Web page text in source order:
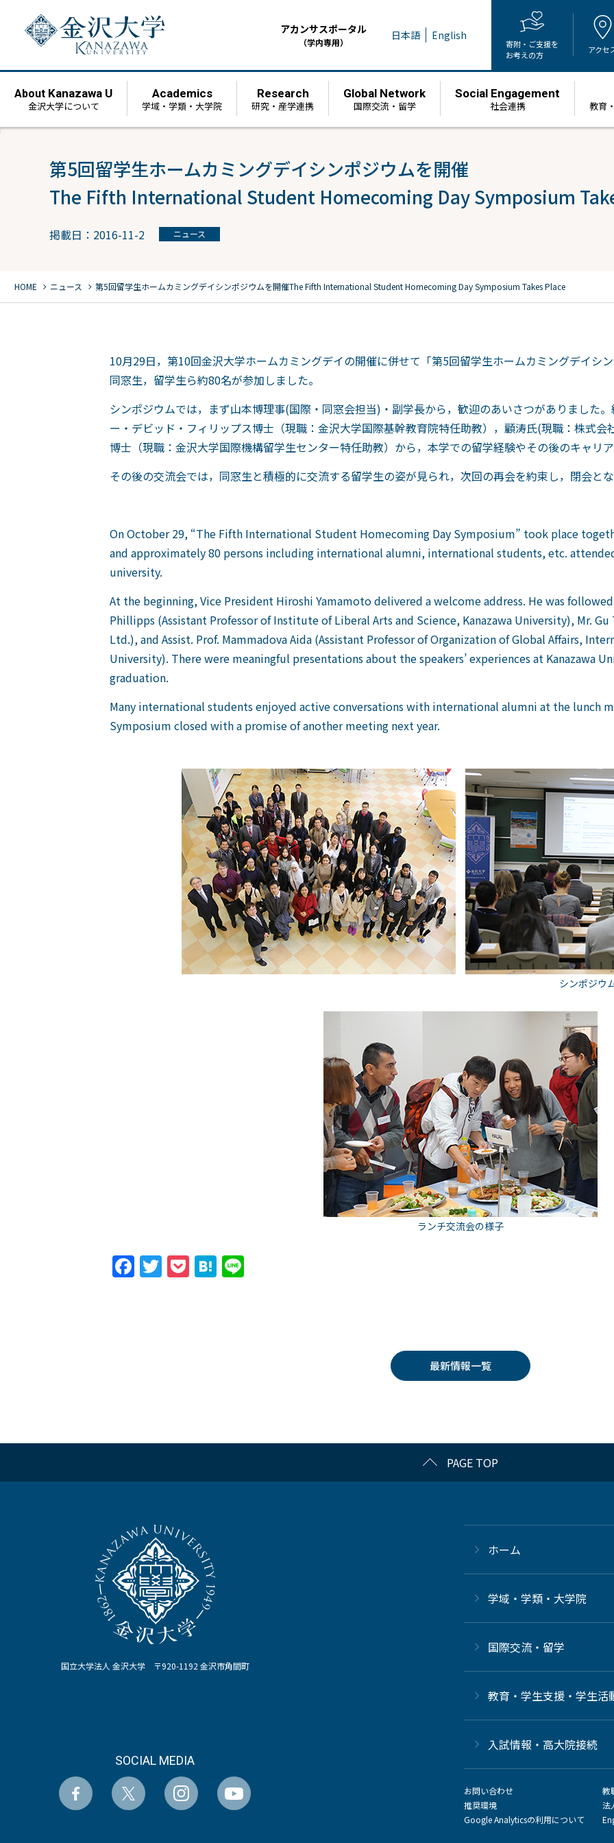
アカンサスポータル
（学内専用） 日本語 English
寄附・ご支援を
お考えの方
アクセ
About Kanazawa U
金沢大学について
Academics
学域・学類・大学院
Research
研究・産学連携
Global Network
国際交流・留学
Social Engagement
社会連携 教育
第5回留学生ホームカミングデイシンポジウムを開催
The Fifth International Student Homecoming Day Symposium
掲載日：2016-11-2 ニュース
HOME chevron_right ニュース chevron_right 第5回留学生ホームカミングデイシンポジウムを開催The Fifth International Student Homecoming Day Symposium Takes Place
10月29日，第10回金沢大学ホームカミングデイの開催に併せて「第5回留学生ホームカミングデイシ
同窓生，留学生ら約80名が参加しました。
シンポジウムでは，まず山本博理事(国際・同窓会担当)・副学長から，歓迎のあいさつがありました
ー・デビッド・フィリップス博士（現職：金沢大学国際基幹教育院特任助教），顧涛氏(現職：株式
博士（現職：金沢大学国際機構留学生センター特任助教）から，本学での留学経験やその後のキャリ
その後の交流会では，同窓生と積極的に交流する留学生の姿が見られ，次回の再会を約束し，閉会と
On October 29, “The Fifth International Student Homecoming Day Symposium” took place
and approximately 80 persons including international alumni, international students, etc.
university.
At the beginning, Vice President Hiroshi Yamamoto delivered a welcome address. He was
Phillipps (Assistant Professor of Institute of Liberal Arts and Science, Kanazawa University), Mr.
Ltd.), and Assist. Prof. Mammadova Aida (Assistant Professor of Organization of Global Affairs,
University). There were meaningful presentations about the speakers’ experiences at Kanazawa
graduation.
Many international students enjoyed active conversations with international alumni at the lunch
Symposium closed with a promise of another meeting next year.
シンポジウ
ランチ交流会の様子
Facebook
Twitter
PocketHatena
最新情報一覧
PAGE TOP
国立大学法人 金沢大学 〒920-1192 金沢市角間町
SOCIAL MEDIA
ホーム
学域・学類・大学院
国際交流・留学
教育・学生支援・学生活
⼊試情報・高大院接続
お問い合わせ
推奨環境
Google Analyticsの利用について
教
法